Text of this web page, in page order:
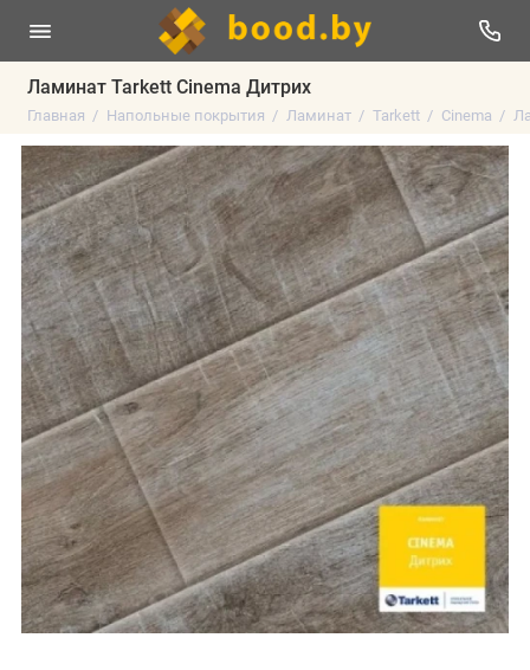
Ламинат Tarkett Cinema Дитрих
Главная Напольные покрытия Ламинат Tarkett Cinema